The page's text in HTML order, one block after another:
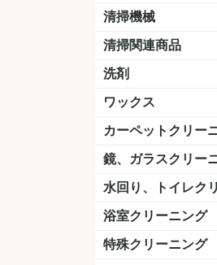
ほうき
ちりとり
モップ及び関連品
モップ
ハードフロア用ダ
テラモト
その他
清掃機械
掃除機
高圧洗浄機
吸水機
カーペット用マシン
送風機
ポリッシャー
ポリッシャー・自
掃除機用紙パック
その他
清掃関連商品
ダストカート
台車
移動式バレット
脚立
モップハンガー
サインボード
光沢計
カーペット汚染度計
洗剤
床用表面洗浄剤
ハクリ剤
厨房用
工場用
石材用
サビ用
木材用
タイル用
外壁用
壁面用
手あか用
病院用
除菌用
ワックス
樹脂ワックス
半樹脂ワックス
フローリング用
病院用ワックス
中性ワックス
石材用
木床用
その他
カーペットクリー
洗剤
ブラシ
パット
その他
鏡、ガラスクリー
ガラスワイパー
シャンパー(ウオッ
ガラススクイジー
ケレン
ツールホルダー
洗剤
天井・高所作業
水回り、トイレク
洗剤
尿石除去剤
水アカ除去剤
排水管つまり除去剤
消臭・防臭剤
道具
浴室クリーニング
洗剤
道具
特殊クリーニング